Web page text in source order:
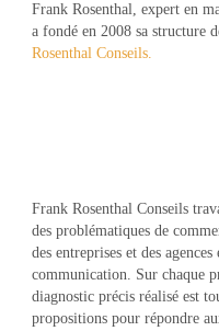
Frank Rosenthal, expert en
a fondé en 2008 sa structure
Rosenthal Conseils.
Frank Rosenthal Conseils
des problématiques de
des entreprises et des
communication. Sur chaque
diagnostic précis réalisé est
propositions pour répondre